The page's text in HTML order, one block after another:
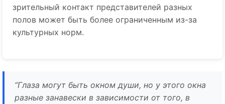
зрительный контакт представителей разных
полов может быть более ограниченным из-за
культурных норм.
“Глаза могут быть окном души, но у этого окна
разные занавески в зависимости от того, в